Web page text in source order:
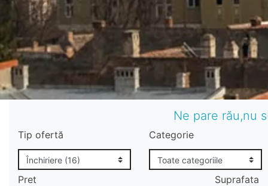
Ne pare rău,nu
Tip ofertă Categorie
Pret Suprafata